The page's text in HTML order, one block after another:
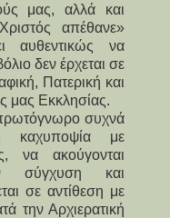
μας, αλλά και
απέθανε»
να
δεν έρχεται σε
Πατερική και
μας Εκκλησίας.
συχνά
ή καχυποψία με
να ακούγονται
σύγχυση και
σε αντίθεση με
την Αρχιερατική